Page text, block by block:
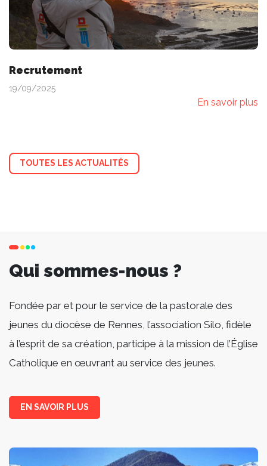
Recrutement
19/09/2025
En savoir plus
TOUTES LES ACTUALITÉS
Qui sommes-nous ?
Fondée par et pour le service de la pastorale des
jeunes du diocèse de Rennes, l’association Silo, fidèle
à l’esprit de sa création, participe à la mission de l’Église
Catholique en œuvrant au service des jeunes.
EN SAVOIR PLUS